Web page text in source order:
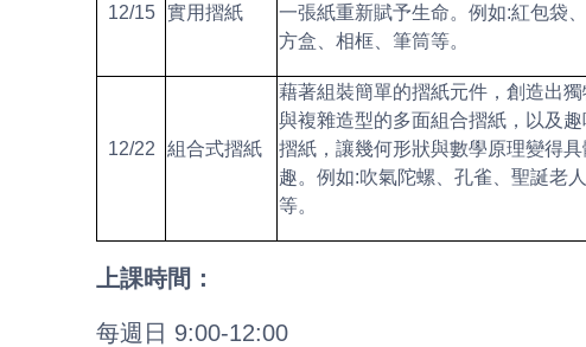
12/15 實用摺紙
一張紙重新賦予生命。例如:紅包袋、
方盒、相框、筆筒等。
12/22 組合式摺紙
藉著組裝簡單的摺紙元件，創造出
與複雜造型的多面組合摺紙，以及趣
摺紙，讓幾何形狀與數學原理變得
趣。例如:吹氣陀螺、孔雀、聖誕老
等。
上課時間：
每週日 9:00-12:00